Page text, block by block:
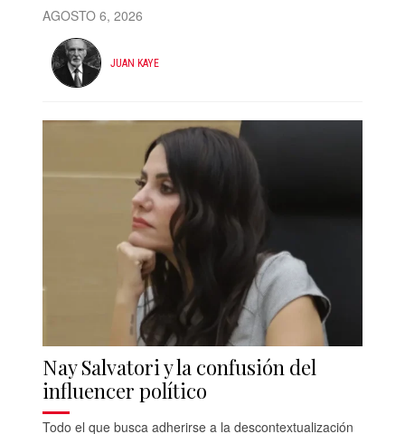
AGOSTO 6, 2026
JUAN KAYE
Nay Salvatori y la confusión del
influencer político
Todo el que busca adherirse a la descontextualización